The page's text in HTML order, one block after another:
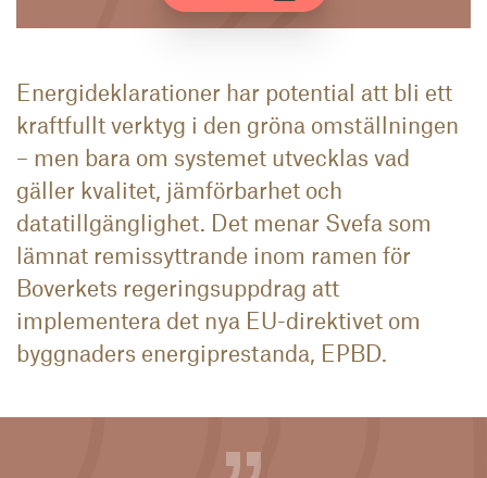
Energideklarationer har potential att bli ett
kraftfullt verktyg i den gröna omställningen
– men bara om systemet utvecklas vad
gäller kvalitet, jämförbarhet och
datatillgänglighet. Det menar Svefa som
lämnat remissyttrande inom ramen för
Boverkets regeringsuppdrag att
implementera det nya EU-direktivet om
byggnaders energiprestanda, EPBD.